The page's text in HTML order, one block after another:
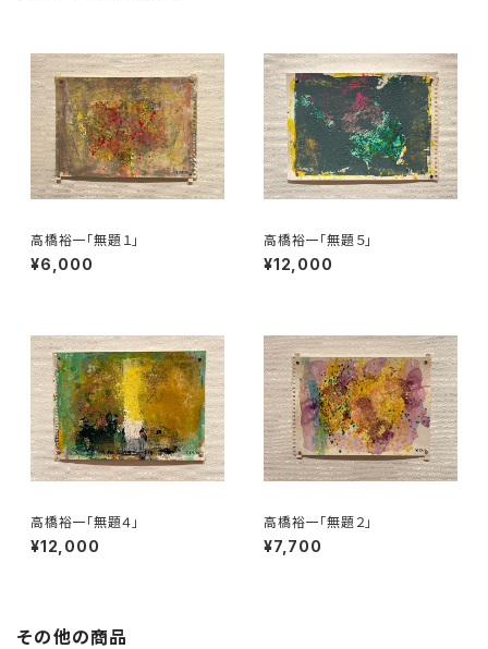
高橋裕一「無題１」
¥6,000
高橋裕一「無題５」
¥12,000
高橋裕一「無題４」
¥12,000
高橋裕一「無題２」
¥7,700
その他の商品